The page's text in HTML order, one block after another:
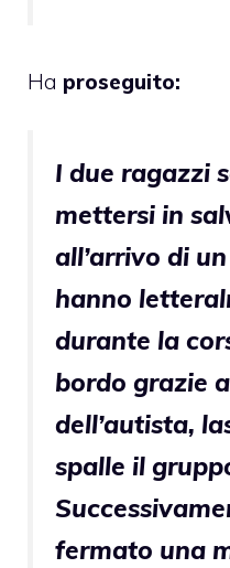
Ha proseguito:
I due ragazzi
mettersi in
all’arrivo di
hanno
durante la
bordo grazie
dell’autista,
spalle il
fermato una